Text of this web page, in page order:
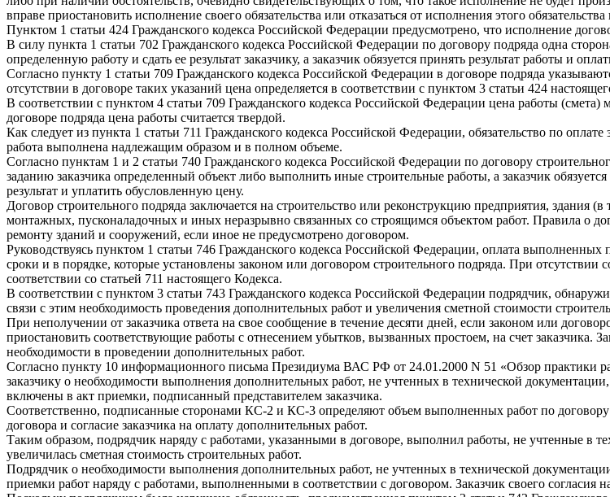
вправе приостановить исполнение своего обязательства или отказаться от исполнения этого
Пунктом 1 статьи 424 Гражданского кодекса Российской Федерации предусмотрено, что исполнение
В силу пункта 1 статьи 702 Гражданского кодекса Российской Федерации по договору подряда одна
определенную работу и сдать ее результат заказчику, а заказчик обязуется принять результат работы и
Согласно пункту 1 статьи 709 Гражданского кодекса Российской Федерации в договоре подряда
отсутствии в договоре таких указаний цена определяется в соответствии с пунктом 3 статьи 424
В соответствии с пунктом 4 статьи 709 Гражданского кодекса Российской Федерации цена работы
договоре подряда цена работы считается твердой.
Как следует из пункта 1 статьи 711 Гражданского кодекса Российской Федерации, обязательство по
работа выполнена надлежащим образом и в полном объеме.
Согласно пунктам 1 и 2 статьи 740 Гражданского кодекса Российской Федерации по договору
заданию заказчика определенный объект либо выполнить иные строительные работы, а заказчик
результат и уплатить обусловленную цену.
Договор строительного подряда заключается на строительство или реконструкцию предприятия,
монтажных, пусконаладочных и иных неразрывно связанных со строящимся объектом работ. Правила о
ремонту зданий и сооружений, если иное не предусмотрено договором.
Руководствуясь пунктом 1 статьи 746 Гражданского кодекса Российской Федерации, оплата
сроки и в порядке, которые установлены законом или договором строительного подряда. При отсутствии
соответствии со статьей 711 настоящего Кодекса.
В соответствии с пунктом 3 статьи 743 Гражданского кодекса Российской Федерации подрядчик,
связи с этим необходимость проведения дополнительных работ и увеличения сметной стоимости
При неполучении от заказчика ответа на свое сообщение в течение десяти дней, если законом или
приостановить соответствующие работы с отнесением убытков, вызванных простоем, на счет заказчика.
необходимости в проведении дополнительных работ.
Согласно пункту 10 информационного письма Президиума ВАС РФ от 24.01.2000 N 51 «Обзор практики
заказчику о необходимости выполнения дополнительных работ, не учтенных в технической
включены в акт приемки, подписанный представителем заказчика.
Соответственно, подписанные сторонами КС-2 и КС-3 определяют объем выполненных работ по
договора и согласие заказчика на оплату дополнительных работ.
Таким образом, подрядчик наряду с работами, указанными в договоре, выполнил работы, не учтенные в
увеличилась сметная стоимость строительных работ.
Подрядчик о необходимости выполнения дополнительных работ, не учтенных в технической
приемки работ наряду с работами, выполненными в соответствии с договором. Заказчик своего согласия